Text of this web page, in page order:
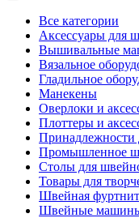
Все категории
Аксессуары для
Вышивальные
Вязальное
Гладильное
Манекены
Оверлоки и
Плоттеры и
Принадлежности
Промышленное
Столы для
Товары для
Швейная
Швейные